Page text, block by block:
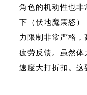
角色的机动性也非
下（伏地魔震怒
力限制非常严格
疲劳反馈。虽然体
速度大打折扣。这